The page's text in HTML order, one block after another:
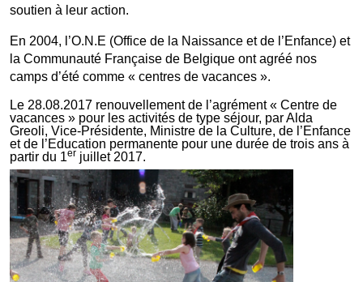
soutien à leur action.
En 2004, l’O.N.E (Office de la Naissance et de l’Enfance) et
la Communauté Française de Belgique ont agréé nos
camps d’été comme « centres de vacances ».
Le 28.08.2017 renouvellement de l’agrément « Centre de
vacances » pour les activités de type séjour, par Alda
Greoli, Vice-Présidente, Ministre de la Culture, de l’Enfance
et de l’Education permanente pour une durée de trois ans à
partir du 1er juillet 2017.